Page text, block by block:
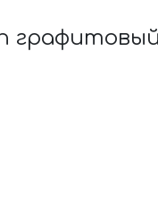
графитовый